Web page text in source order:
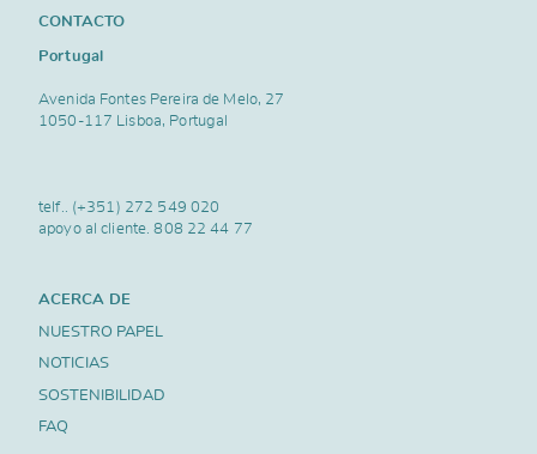
CONTACTO
Portugal
Avenida Fontes Pereira de Melo, 27
1050-117 Lisboa, Portugal
telf.. (+351) 272 549 020
apoyo al cliente.808 22 44 77
ACERCA DE
NUESTRO PAPEL
NOTICIAS
SOSTENIBILIDAD
FAQ